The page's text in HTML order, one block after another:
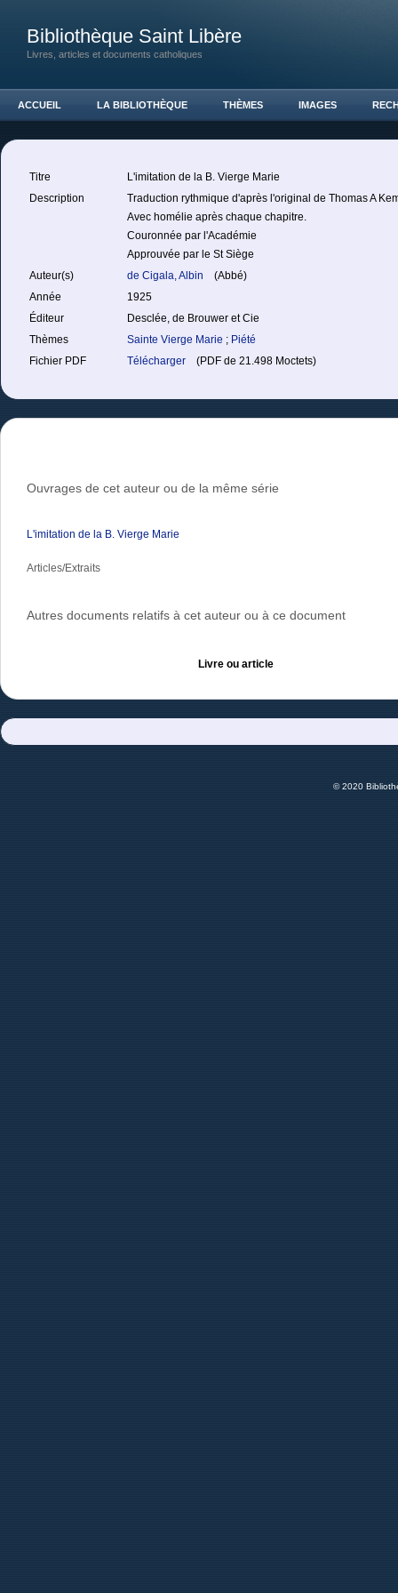
Bibliothèque Saint Libère
Livres, articles et documents catholiques
ACCUEIL LA BIBLIOTHÈQUE THÈMES IMAGES
Titre
L'imitation de la B. Vierge Marie
Description
Traduction rythmique d'après l'original de Thomas A
Avec homélie après chaque chapitre.
Couronnée par l'Académie
Approuvée par le St Siège
Auteur(s)
de Cigala, Albin
(Abbé)
Année
1925
Éditeur
Desclée, de Brouwer et Cie
Thèmes
Sainte Vierge Marie ; Piété
Fichier PDF
Télécharger (PDF de 21.498 Moctets)
Ouvrages de cet auteur ou de la même série
L'imitation de la B. Vierge Marie
Articles/Extraits
Autres documents relatifs à cet auteur ou à ce document
Livre ou article
© 2020